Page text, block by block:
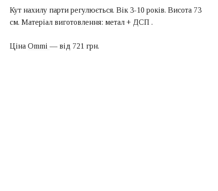
Кут нахилу парти регулюється. Вік 3-10 років. Висота 73
см. Матеріал виготовлення: метал + ДСП .
Ціна Ommi — від 721 грн.